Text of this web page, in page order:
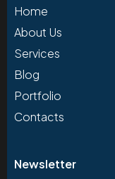
Home
About Us
Services
Blog
Portfolio
Contacts
Newsletter